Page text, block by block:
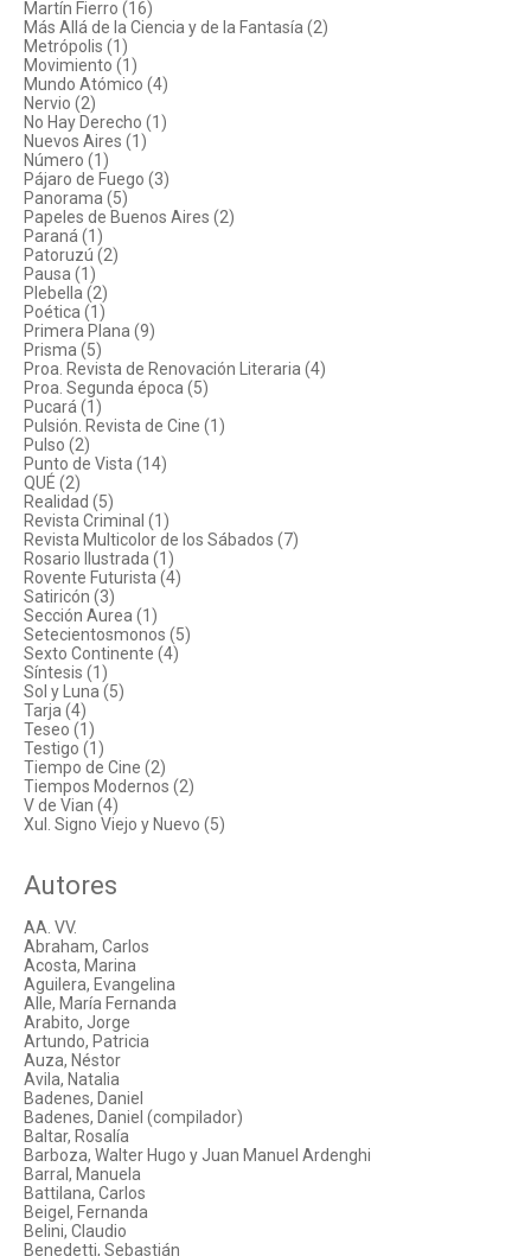
Martín Fierro (16)
Más Allá de la Ciencia y de la Fantasía (2)
Metrópolis (1)
Movimiento (1)
Mundo Atómico (4)
Nervio (2)
No Hay Derecho (1)
Nuevos Aires (1)
Número (1)
Pájaro de Fuego (3)
Panorama (5)
Papeles de Buenos Aires (2)
Paraná (1)
Patoruzú (2)
Pausa (1)
Plebella (2)
Poética (1)
Primera Plana (9)
Prisma (5)
Proa. Revista de Renovación Literaria (4)
Proa. Segunda época (5)
Pucará (1)
Pulsión. Revista de Cine (1)
Pulso (2)
Punto de Vista (14)
QUÉ (2)
Realidad (5)
Revista Criminal (1)
Revista Multicolor de los Sábados (7)
Rosario Ilustrada (1)
Rovente Futurista (4)
Satiricón (3)
Sección Aurea (1)
Setecientosmonos (5)
Sexto Continente (4)
Síntesis (1)
Sol y Luna (5)
Tarja (4)
Teseo (1)
Testigo (1)
Tiempo de Cine (2)
Tiempos Modernos (2)
V de Vian (4)
Xul. Signo Viejo y Nuevo (5)
Autores
AA. VV.
Abraham, Carlos
Acosta, Marina
Aguilera, Evangelina
Alle, María Fernanda
Arabito, Jorge
Artundo, Patricia
Auza, Néstor
Avila, Natalia
Badenes, Daniel
Badenes, Daniel (compilador)
Baltar, Rosalía
Barboza, Walter Hugo y Juan Manuel Ardenghi
Barral, Manuela
Battilana, Carlos
Beigel, Fernanda
Belini, Claudio
Benedetti, Sebastián